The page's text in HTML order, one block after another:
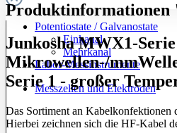
Potentiostate / Galvanostate
Einkanal
Mehrkanal
Labor-Messinstrumente
Messzellen und Elektroden
Produktinformationen
Junkosha MWX1-Serie
Mikrowellen-/
Serie 1 - großer
Das Sortiment an Kabelkonfektionen
Hierbei zeichnen sich die HF-Kabel